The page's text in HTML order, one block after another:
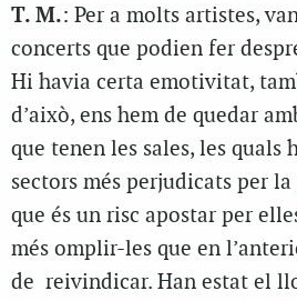
T. M.: Per a molts artistes,
concerts que podien fer
Hi havia certa emotivitat,
d’això, ens hem de quedar
que tenen les sales, les quals
sectors més perjudicats per la
que és un risc apostar per
més omplir-les que en
de reivindicar. Han estat el